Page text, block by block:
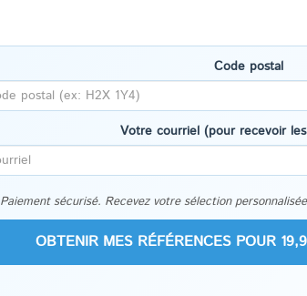
Code postal
Votre courriel (pour recevoir
Paiement sécurisé. Recevez votre sélection